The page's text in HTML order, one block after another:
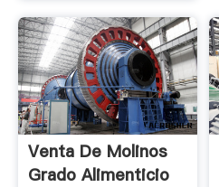
Venta De Molinos
Grado Alimenticio